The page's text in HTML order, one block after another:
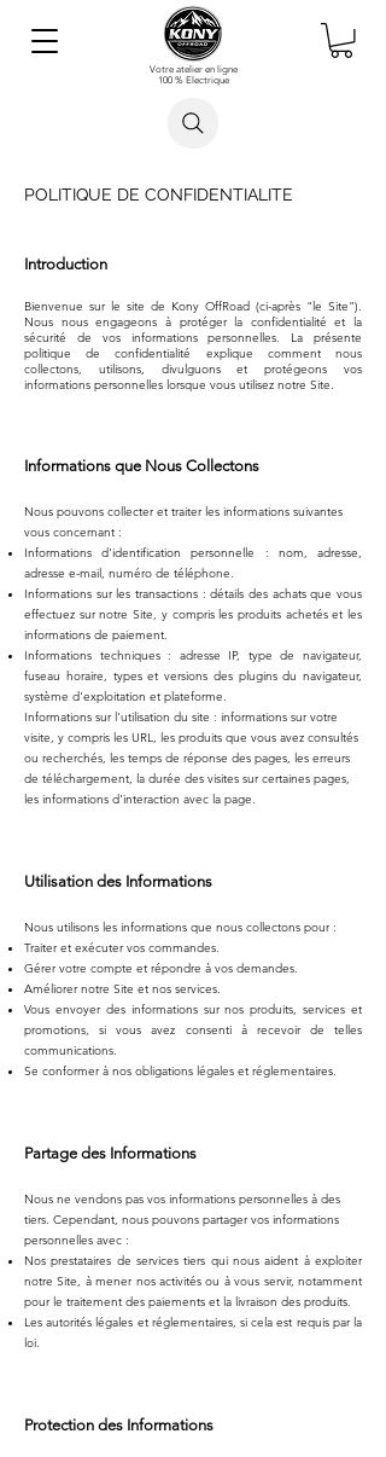
Votre atelier en ligne
100 % Electrique
POLITIQUE DE CONFIDENTIALITE
Introduction
Bienvenue sur le site de Kony OffRoad (ci-après "le Site").
Nous nous engageons à protéger la confidentialité et la
sécurité de vos informations personnelles. La présente
politique de confidentialité explique comment nous
collectons, utilisons, divulguons et protégeons vos
informations personnelles lorsque vous utilisez notre Site.
Informations que Nous Collectons
Nous pouvons collecter et traiter les informations suivantes
vous concernant :
Informations d'identification personnelle : nom, adresse,
adresse e-mail, numéro de téléphone.
Informations sur les transactions : détails des achats que vous
effectuez sur notre Site, y compris les produits achetés et les
informations de paiement.
Informations techniques : adresse IP, type de navigateur,
fuseau horaire, types et versions des plugins du navigateur,
système d'exploitation et plateforme.
Informations sur l'utilisation du site : informations sur votre
visite, y compris les URL, les produits que vous avez consultés
ou recherchés, les temps de réponse des pages, les erreurs
de téléchargement, la durée des visites sur certaines pages,
les informations d'interaction avec la page.
Utilisation des Informations
Nous utilisons les informations que nous collectons pour :
Traiter et exécuter vos commandes.
Gérer votre compte et répondre à vos demandes.
Améliorer notre Site et nos services.
Vous envoyer des informations sur nos produits, services et
promotions, si vous avez consenti à recevoir de telles
communications.
Se conformer à nos obligations légales et réglementaires.
Partage des Informations
Nous ne vendons pas vos informations personnelles à des
tiers. Cependant, nous pouvons partager vos informations
personnelles avec :
Nos prestataires de services tiers qui nous aident à exploiter
notre Site, à mener nos activités ou à vous servir, notamment
pour le traitement des paiements et la livraison des produits.
Les autorités légales et réglementaires, si cela est requis par la
loi.
Protection des Informations